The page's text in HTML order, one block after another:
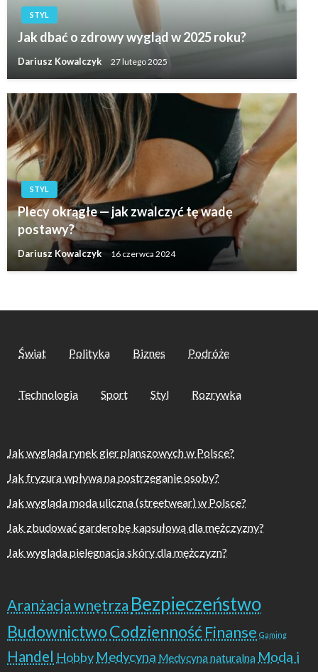
STYL
Jak dbać o zdrowy wygląd w 2025 roku?
Dariusz Kowalczyk 27 lutego 2025
STYL
Plecy okrągłe — jak zwalczyć tę wadę
postawy?
Dariusz Kowalczyk 16 czerwca 2024
Świat Polityka Biznes Podróże
Technologia Sport Styl Rozrywka
Jak wygląda rynek gier planszowych w Polsce?
Jak fryzura wpływa na postrzeganie osoby?
Jak wygląda moda uliczna (streetwear) w Polsce?
Jak zbudować garderobę kapsułową dla mężczyzny?
Jak wygląda pielęgnacja skóry dla mężczyzn?
Aranżacja wnętrza Bezpieczeństwo
BudownictwoCodziennośćFinanse Gaming
Handel Hobby Medycyna Medycyna naturalna Moda i